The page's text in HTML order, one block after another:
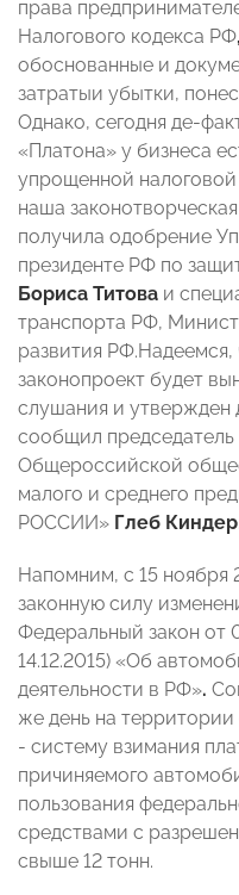
права
Налогового кодекса РФ,
обоснованные и
затратыи убытки,
Однако, сегодня де-
«Платона» у бизнеса
упрощенной налоговой
наша
получила одобрение
президенте РФ по
Бориса Титова и
транспорта РФ,
развития
законопроект будет
слушания и утвержден
сообщил
Общероссийской
малого и среднего
РОССИИ» Глеб Киндер
Напомним, с 15 ноября
законную силу
Федеральный закон от
14.12.2015) «Об
деятельности в РФ».
же день на
- систему взимания
причиняемого
пользования
средствами с
свыше 12 тонн.